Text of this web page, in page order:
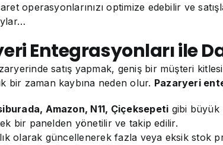
operasyonlarınızı optimize edebilir ve
Entegrasyonları ile
satış yapmak, geniş bir müşteri
bir zaman kaybına neden olur. Pazaryeri
Amazon, N11, Çiçeksepeti gibi büyük
bir panelden yönetilir ve takip edilir.
olarak güncellenerek fazla veya eksik stok